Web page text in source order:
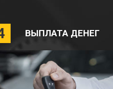
ВЫПЛАТА ДЕНЕГ